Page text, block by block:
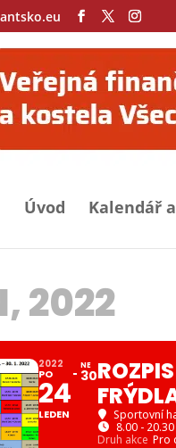
Úvod Kalendář
2022
2022
PO
24
LEDEN
NE
30
Sportovní
8.00 - 20.30
Druh akce Pro